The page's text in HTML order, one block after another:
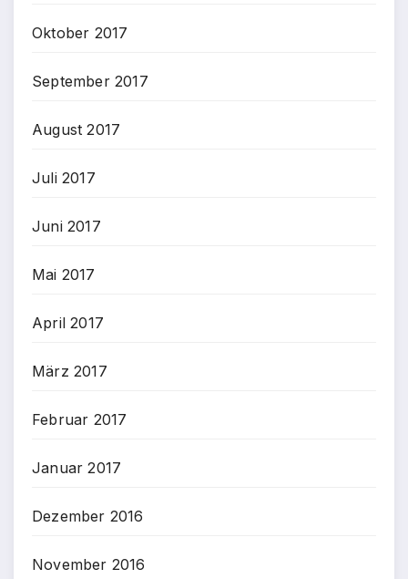
Oktober 2017
September 2017
August 2017
Juli 2017
Juni 2017
Mai 2017
April 2017
März 2017
Februar 2017
Januar 2017
Dezember 2016
November 2016